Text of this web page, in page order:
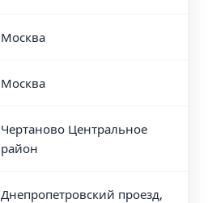
Москва
Москва
Чертаново Центральное
район
Днепропетровский проезд,